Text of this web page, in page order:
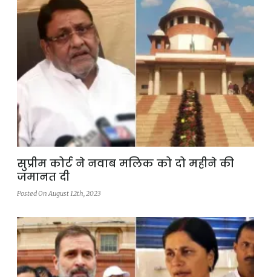
सुप्रीम कोर्ट ने नवाब मलिक को दो महीने की
जमानत दी
Posted On August 12th, 2023